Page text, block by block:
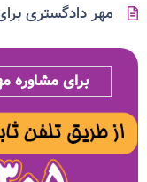
مهر دادگستری
برای مشاوره